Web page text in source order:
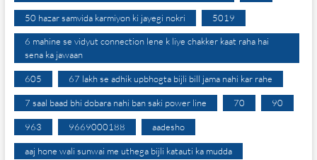
50 hazar samvida karmiyon ki jayegi nokri 5019
6 mahine se vidyut connection lene k liye chakker kaat raha hai
sena ka jawaan
605 67 lakh se adhik upbhogta bijli bill jama nahi kar rahe
7 saal baad bhi dobara nahi ban saki power line 70 90
963 9669000188 aadesho
aaj hone wali sunwai me uthega bijli katauti ka mudda